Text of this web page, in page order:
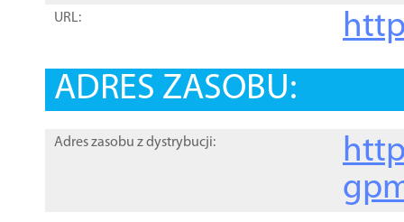
URL:
ADRES ZASOBU:
Adres zasobu z dystrybucji: